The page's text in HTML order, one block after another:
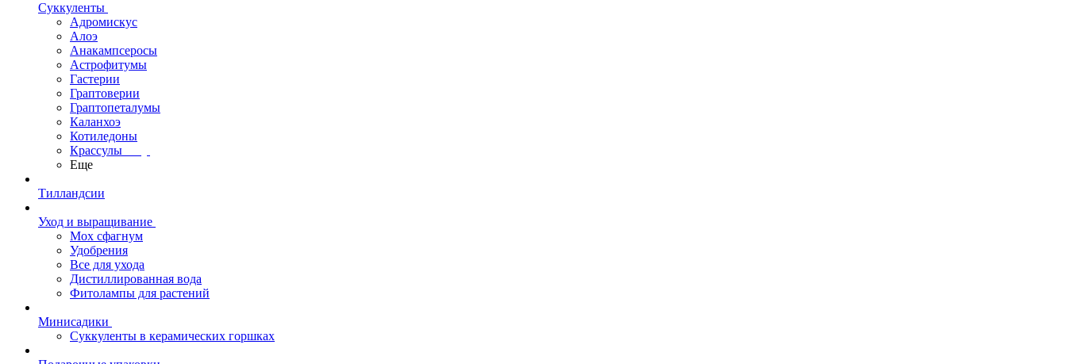
Суккуленты
Адромискус
Алоэ
Анакампсеросы
Астрофитумы
Гастерии
Граптоверии
Граптопеталумы
Каланхоэ
Котиледоны
Крассулы
Еще
Тилландсии
Уход и выращивание
Мох сфагнум
Удобрения
Все для ухода
Дистиллированная вода
Фитолампы для растений
Минисадики
Суккуленты в керамических горшках